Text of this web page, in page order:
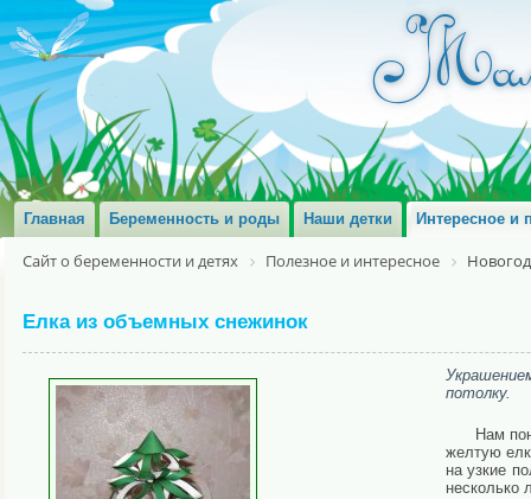
Главная Беременность и роды Наши детки Интересное и
Сайт о беременности и детях Полезное и интересное
Елка из объемных снежинок
потолку.
Нам
желтую
на узкие
несколько